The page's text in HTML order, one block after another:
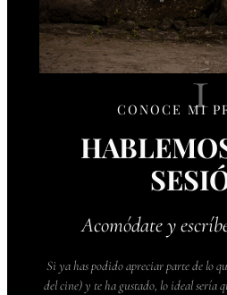
1
CONOCE MI
Acomódate y
Si ya has podido apreciar parte de lo
del cine) y te ha gustado, lo ideal sería